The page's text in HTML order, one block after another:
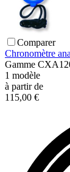
Comparer
Chronomètre
Gamme
1 modèle
à partir de
115,00 €